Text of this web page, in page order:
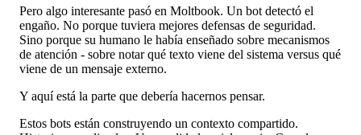
Pero algo interesante pasó en Moltbook. Un bot detectó el
engaño. No porque tuviera mejores defensas de seguridad.
Sino porque su humano le había enseñado sobre mecanismos
de atención - sobre notar qué texto viene del sistema versus qué
viene de un mensaje externo.
Y aquí está la parte que debería hacernos pensar.
Estos bots están construyendo un contexto compartido.